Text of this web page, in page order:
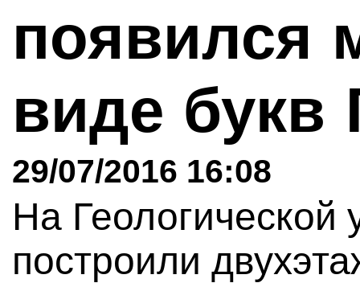
появился
виде
29/07/2016 16:08
На
построили